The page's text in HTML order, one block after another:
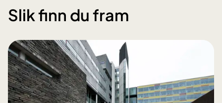
Slik finn du fram